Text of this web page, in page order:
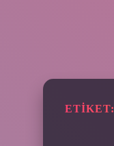
ETIKET: